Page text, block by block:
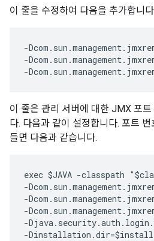
이 줄을 수정하여 다음을 추가합니
-
-
-
이 줄은 관리 서버에 대한 JMX 포
다. 다음과 같이 설정합니다. 포트
들면 다음과 같습니다.
exec $JAVA -classpath
-
-
-
-
-